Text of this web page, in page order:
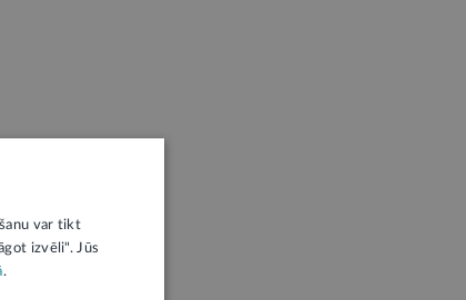
var tikt
izvēli". Jūs
.